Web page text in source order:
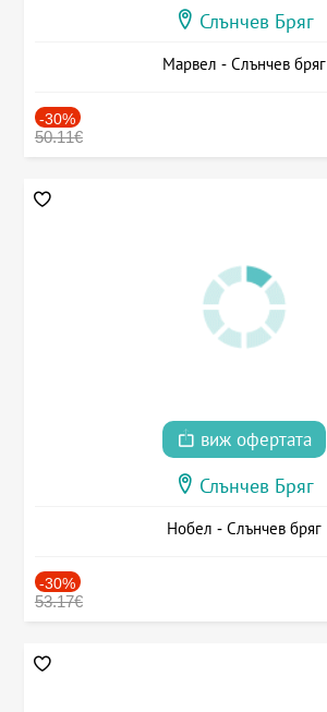
Слънчев Бряг
Марвел - Слънчев бряг
-30%
50.11€
виж офертата
Слънчев Бряг
Нобел - Слънчев бряг
-30%
53.17€